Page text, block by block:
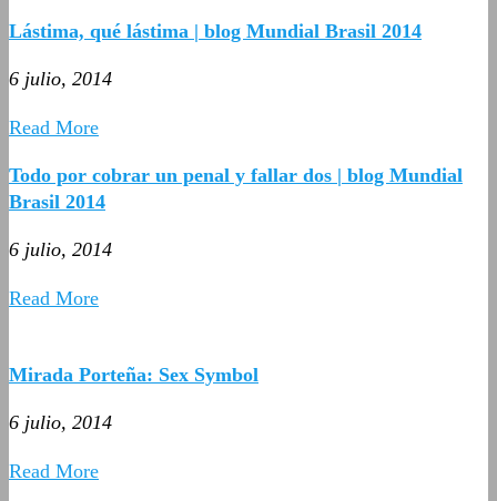
Lástima, qué lástima | blog Mundial Brasil 2014
6 julio, 2014
Read More
Todo por cobrar un penal y fallar dos | blog Mundial
Brasil 2014
6 julio, 2014
Read More
Mirada Porteña: Sex Symbol
6 julio, 2014
Read More